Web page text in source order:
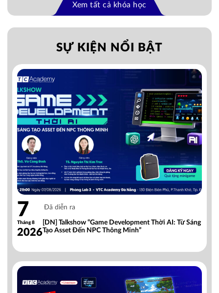
Xem tất cả khóa học
SỰ KIỆN NỔI BẬT
7
Tháng 8
2026
Đã diễn ra
[DN] Talkshow “Game Development Thời AI: Từ Sáng
Tạo Asset Đến NPC Thông Minh”